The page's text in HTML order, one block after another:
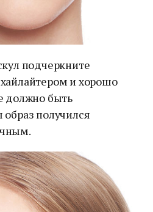
подчеркните
и хорошо
должно быть
получился